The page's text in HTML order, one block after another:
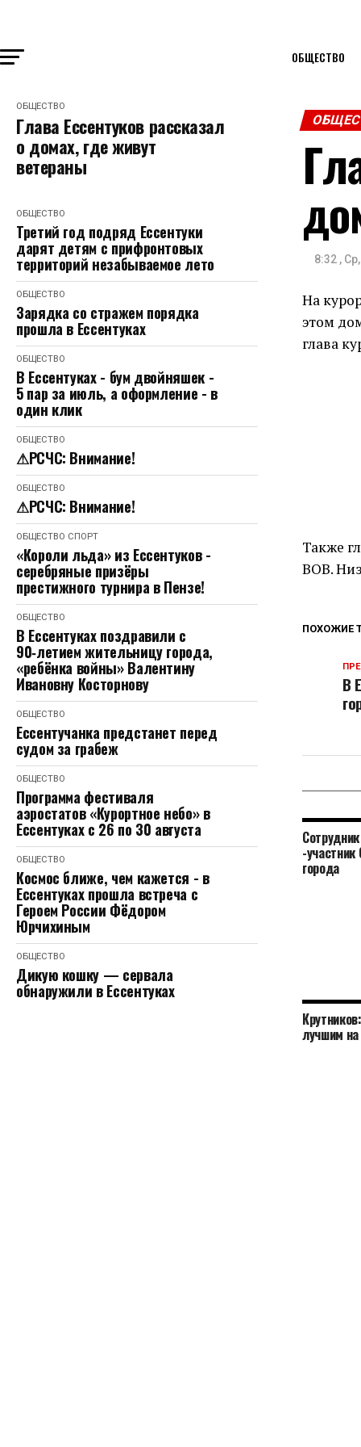
ОБЩЕСТВО
ОБЩЕСТВО
Глава Ессентуков рассказал
о домах, где живут
ветераны
ОБЩЕСТВО
Третий год подряд Ессентуки
дарят детям с прифронтовых
территорий незабываемое лето
ОБЩЕСТВО
Зарядка со стражем порядка
прошла в Ессентуках
ОБЩЕСТВО
В Ессентуках - бум двойняшек -
5 пар за июль, а оформление - в
один клик
ОБЩЕСТВО
⚠РСЧС: Внимание!
ОБЩЕСТВО
⚠РСЧС: Внимание!
ОБЩЕСТВО СПОРТ
«Короли льда» из Ессентуков -
серебряные призёры
престижного турнира в Пензе!
ОБЩЕСТВО
В Ессентуках поздравили с
90‑летием жительницу города,
«ребёнка войны» Валентину
Ивановну Косторнову
ОБЩЕСТВО
Ессентучанка предстанет перед
судом за грабеж
ОБЩЕСТВО
Программа фестиваля
аэростатов «Курортное небо» в
Ессентуках с 26 по 30 августа
ОБЩЕСТВО
Космос ближе, чем кажется - в
Ессентуках прошла встреча с
Героем России Фёдором
Юрчихиным
ОБЩЕСТВО
Дикую кошку — сервала
обнаружили в Ессентуках
8:32 ,
На
этом
глава
Также
ВОВ.
ПОХОЖИЕ
В
-участник
города
лучшим